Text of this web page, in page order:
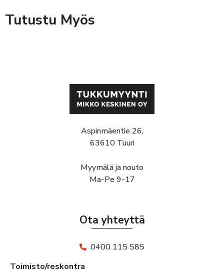
Tutustu Myös
Aspinmäentie 26,
63610 Tuuri
Myymälä ja nouto
Ma-Pe 9-17
Ota yhteyttä
0400 115 585
Toimisto/reskontra